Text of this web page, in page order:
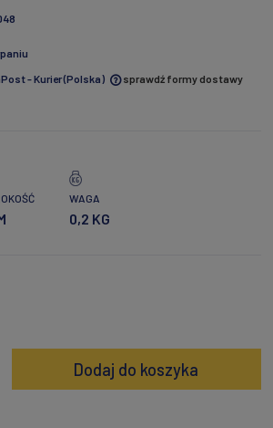
- Kurier(Polska)
kosztów płatności
sprawdź formy dostawy
WAGA
0,2 KG
Dodaj do koszyka